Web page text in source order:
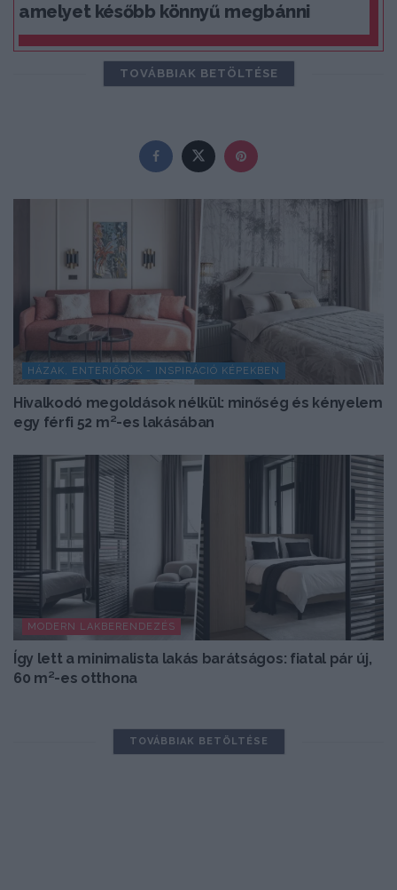
amelyet később könnyű megbánni
TOVÁBBIAK BETÖLTÉSE
HÁZAK, ENTERIŐRÖK - INSPIRÁCIÓ KÉPEKBEN
Hivalkodó megoldások nélkül: minőség és kényelem
egy férfi 52 m²-es lakásában
MODERN LAKBERENDEZÉS
Így lett a minimalista lakás barátságos: fiatal pár új,
60 m²-es otthona
TOVÁBBIAK BETÖLTÉSE